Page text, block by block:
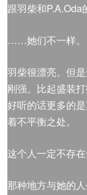
跟羽柴和P.A.Oda
……她们不一样。
羽柴很漂亮。但
刚强。比起盛装
好听的话更多的
着不平衡之处。
这个人一定不存在
那种地方与她的